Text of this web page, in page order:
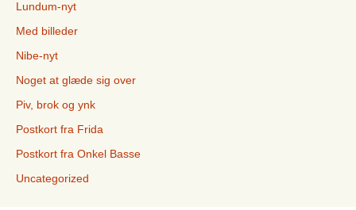
Lundum-nyt
Med billeder
Nibe-nyt
Noget at glæde sig over
Piv, brok og ynk
Postkort fra Frida
Postkort fra Onkel Basse
Uncategorized